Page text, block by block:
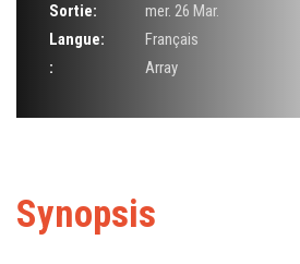
Sortie:
mer. 26 Mar.
Langue:
Français
:
Array
Synopsis